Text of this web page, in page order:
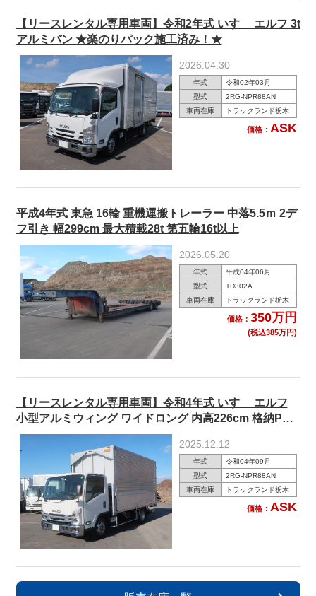
【リースレンタル専用車両】令和2年式 いすゞ エルフ 3t
アルミバン ★楽のりパック施工済み！★
2026.04.30
年式
令和02年03月
型式
2RG-NPR88AN
車両在庫
トラックランド栃木
価格： ASK
平成4年式 東急 16輪 重機運搬トレーラー 中落5.5ｍ 2デ
フ引き 幅299cm 最大積載28t 第五輪16t以上
2026.05.20
年式
平成04年06月
型式
TD302A
車両在庫
トラックランド栃木
価格： 350万円
(税込385万円)
【リースレンタル専用車両】令和4年式 いすゞ エルフ
小型アルミウィング ワイドロング 内高226cm 格納PG
積載3.1t 150馬力 ★楽のりパック施工済み！★
2025.12.12
年式
令和04年09月
型式
2RG-NPR88AN
車両在庫
トラックランド栃木
価格： ASK